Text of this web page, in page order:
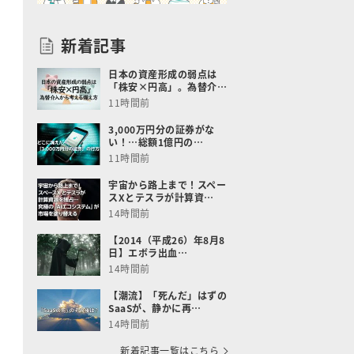
新着記事
日本の資産形成の弱点は
「株安×円高」。為替介…
11時間前
3,000万円分の証券がな
い！…総額1億円の…
11時間前
宇宙から路上まで！スペー
スXとテスラが計算資…
14時間前
【2014（平成26）年8月8
日】エボラ出血…
14時間前
【潮流】「死んだ」はずの
SaaSが、静かに再…
14時間前
新着記事一覧はこちら